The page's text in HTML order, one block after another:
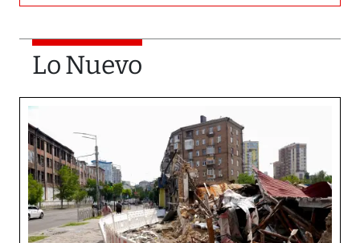
Lo Nuevo